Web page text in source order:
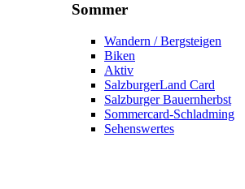
Sommer
Wandern / Bergsteigen
Biken
Aktiv
SalzburgerLand Card
Salzburger Bauernherbst
Sommercard-Schladming
Sehenswertes